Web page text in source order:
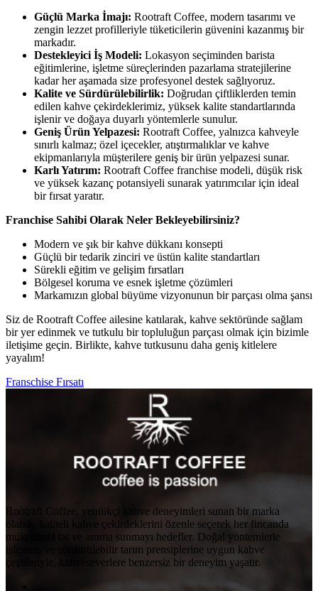
Güçlü Marka İmajı: Rootraft Coffee, modern tasarımı ve
zengin lezzet profilleriyle tüketicilerin güvenini kazanmış bir
markadır.
Destekleyici İş Modeli: Lokasyon seçiminden barista
eğitimlerine, işletme süreçlerinden pazarlama stratejilerine
kadar her aşamada size profesyonel destek sağlıyoruz.
Kalite ve Sürdürülebilirlik: Doğrudan çiftliklerden temin
edilen kahve çekirdeklerimiz, yüksek kalite standartlarında
işlenir ve doğaya duyarlı yöntemlerle sunulur.
Geniş Ürün Yelpazesi: Rootraft Coffee, yalnızca kahveyle
sınırlı kalmaz; özel içecekler, atıştırmalıklar ve kahve
ekipmanlarıyla müşterilere geniş bir ürün yelpazesi sunar.
Karlı Yatırım: Rootraft Coffee franchise modeli, düşük risk
ve yüksek kazanç potansiyeli sunarak yatırımcılar için ideal
bir fırsat yaratır.
Franchise Sahibi Olarak Neler Bekleyebilirsiniz?
Modern ve şık bir kahve dükkanı konsepti
Güçlü bir tedarik zinciri ve üstün kalite standartları
Sürekli eğitim ve gelişim fırsatları
Bölgesel koruma ve esnek işletme çözümleri
Markamızın global büyüme vizyonunun bir parçası olma şansı
Siz de Rootraft Coffee ailesine katılarak, kahve sektöründe sağlam
bir yer edinmek ve tutkulu bir topluluğun parçası olmak için bizimle
iletişime geçin. Birlikte, kahve tutkusunu daha geniş kitlelere
yayalım!
Franschise Fırsatı
Rootraft Coffee, yenilikçi kahve deneyimleri sunan bir marka
olarak, kaliteli kahve çekirdeklerini özenle seçerek her fincanda
mükemmel tat ve aroma sunmayı hedefler. Doğal yöntemlerle
işlenmiş ve sürdürülebilir tarım prensiplerine uygun kahve
çeşitleriyle, kahveseverlere benzersiz bir deneyim yaşatır.